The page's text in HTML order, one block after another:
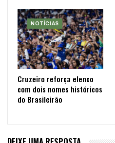
NOTÍCIAS
Cruzeiro reforça elenco
com dois nomes históricos
do Brasileirão